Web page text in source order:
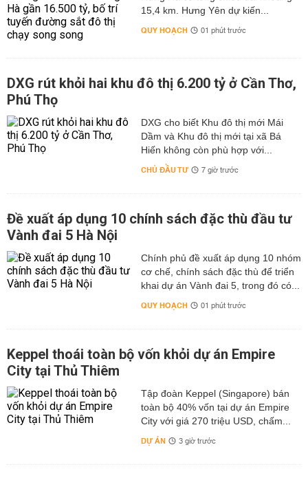
15,4 km. Hưng Yên dự kiến...
QUY HOẠCH 01 phút trước
DXG rút khỏi hai khu đô thị 6.200 tỷ ở Cần Thơ,
Phú Thọ
DXG cho biết Khu đô thị mới Mái
Dầm và Khu đô thị mới tại xã Bá
Hiến không còn phù hợp với...
CHỦ ĐẦU TƯ 7 giờ trước
Đề xuất áp dụng 10 chính sách đặc thù đầu tư
Vành đai 5 Hà Nội
Chính phủ đề xuất áp dụng 10 nhóm
cơ chế, chính sách đặc thù để triển
khai dự án Vành đai 5, trong đó có...
QUY HOẠCH 01 phút trước
Keppel thoái toàn bộ vốn khỏi dự án Empire
City tại Thủ Thiêm
Tập đoàn Keppel (Singapore) bán
toàn bộ 40% vốn tại dự án Empire
City với giá 270 triệu USD, chấm...
DỰ ÁN 3 giờ trước